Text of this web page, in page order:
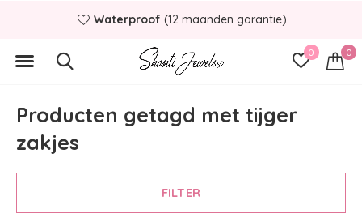
0 0
Waterproof (12 maanden garantie)
Producten getagd met tijger
zakjes
FILTER